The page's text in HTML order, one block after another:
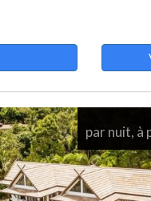
par nuit, à